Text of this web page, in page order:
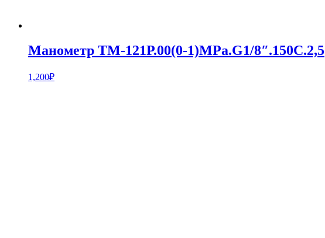
Манометр ТМ-121Р.00(0-1)MPa.G1/8″.150С.2,5
1,200₽